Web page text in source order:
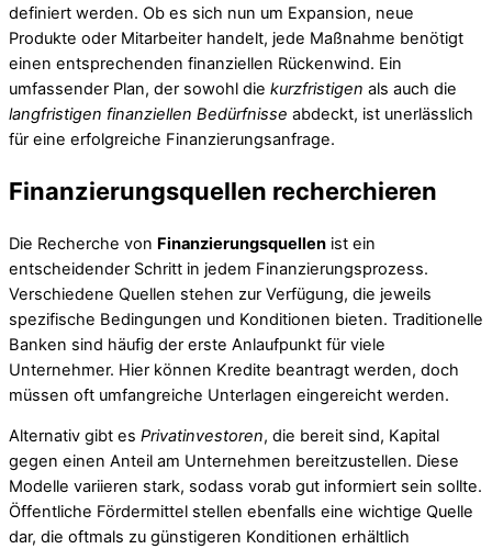
definiert werden. Ob es sich nun um Expansion, neue
Produkte oder Mitarbeiter handelt, jede Maßnahme benötigt
einen entsprechenden finanziellen Rückenwind. Ein
umfassender Plan, der sowohl die kurzfristigen als auch die
langfristigen finanziellen Bedürfnisse abdeckt, ist unerlässlich
für eine erfolgreiche Finanzierungsanfrage.
Finanzierungsquellen recherchieren
Die Recherche von Finanzierungsquellen ist ein
entscheidender Schritt in jedem Finanzierungsprozess.
Verschiedene Quellen stehen zur Verfügung, die jeweils
spezifische Bedingungen und Konditionen bieten. Traditionelle
Banken sind häufig der erste Anlaufpunkt für viele
Unternehmer. Hier können Kredite beantragt werden, doch
müssen oft umfangreiche Unterlagen eingereicht werden.
Alternativ gibt es Privatinvestoren, die bereit sind, Kapital
gegen einen Anteil am Unternehmen bereitzustellen. Diese
Modelle variieren stark, sodass vorab gut informiert sein sollte.
Öffentliche Fördermittel stellen ebenfalls eine wichtige Quelle
dar, die oftmals zu günstigeren Konditionen erhältlich